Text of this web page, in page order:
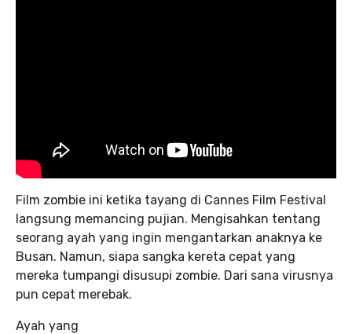
Film zombie ini ketika tayang di Cannes Film Festival
langsung memancing pujian. Mengisahkan tentang
seorang ayah yang ingin mengantarkan anaknya ke
Busan. Namun, siapa sangka kereta cepat yang
mereka tumpangi disusupi zombie. Dari sana virusnya
pun cepat merebak.
Ayah yang